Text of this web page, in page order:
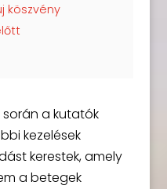
köszvény
során a kutatók
kezelések
kerestek, amely
a betegek